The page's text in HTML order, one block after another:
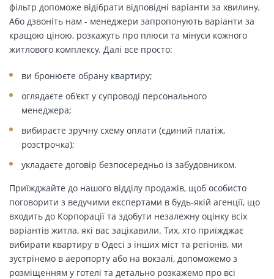
фільтр допоможе відібрати відповідні варіанти за хвилину.
Або дзвоніть нам - менеджери запропонують варіанти за
кращою ціною, розкажуть про плюси та мінуси кожного
житлового комплексу. Далі все просто:
ви бронюєте обрану квартиру;
оглядаєте об'єкт у супроводі персонального
менеджера;
вибираєте зручну схему оплати (єдиний платіж,
розстрочка);
укладаєте договір безпосередньо із забудовником.
Приїжджайте до нашого відділу продажів, щоб особисто
поговорити з ведучими експертами в будь-якій агенції, що
входить до Корпорації та здобути незалежну оцінку всіх
варіантів житла, які вас зацікавили. Тих, хто приїжджає
вибирати квартиру в Одесі з інших міст та регіонів, ми
зустрінемо в аеропорту або на вокзалі, допоможемо з
розміщенням у готелі та детально розкажемо про всі